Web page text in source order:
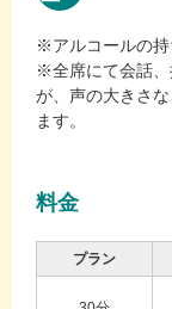
※アルコールの持
※全席にて会話、
が、声の大きさ
ます。
料金
プラン